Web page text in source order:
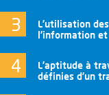
L’utilisation
l’information
L’aptitude à
définies d’un